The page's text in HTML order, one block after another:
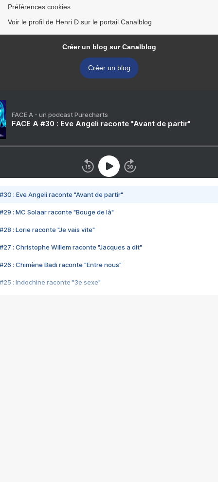
Préférences cookies
Voir le profil de Henri D sur le portail Canalblog
Créer un blog sur Canalblog
Créer un blog
FACE A - un podcast Purecharts
FACE A #30 : Eve Angeli raconte "Avant de partir"
#30 : Eve Angeli raconte "Avant de partir"
#29 : MC Solaar raconte "Bouge de là"
#28 : Lorie raconte "Je vais vite"
#27 : Christophe Willem raconte "Jacques a dit"
#26 : Chimène Badi raconte "Entre nous"
#25 : Indochine raconte "3e sexe"